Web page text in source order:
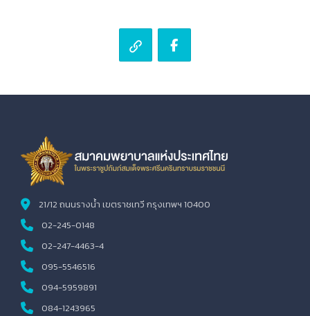
21/12 ถนนรางน้ำ เขตราชเทวี กรุงเทพฯ 10400
02-245-0148
02-247-4463-4
095-5546516
094-5959891
084-1243965